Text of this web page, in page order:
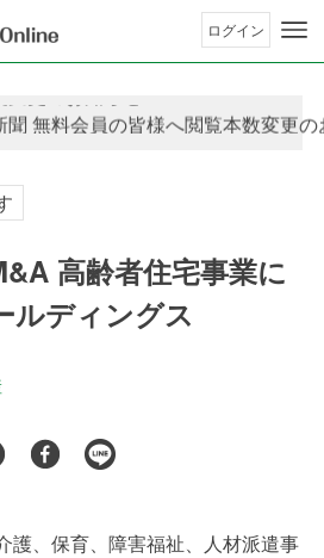
ログイン
聞 無料会員の皆様へ閲覧本数変更
聞 無料会員の皆様へ閲覧本数変更
高齢者住宅事業に
ディングス
護、保育、障害福祉、人材派遣事